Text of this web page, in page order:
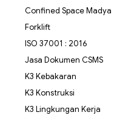
Confined Space Madya
Forklift
ISO 37001 : 2016
Jasa Dokumen CSMS
K3 Kebakaran
K3 Konstruksi
K3 Lingkungan Kerja